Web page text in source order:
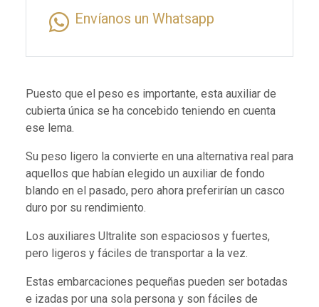
Envíanos un Whatsapp
Puesto que el peso es importante, esta auxiliar de
cubierta única se ha concebido teniendo en cuenta
ese lema.
Su peso ligero la convierte en una alternativa real para
aquellos que habían elegido un auxiliar de fondo
blando en el pasado, pero ahora preferirían un casco
duro por su rendimiento.
Los auxiliares Ultralite son espaciosos y fuertes,
pero ligeros y fáciles de transportar a la vez.
Estas embarcaciones pequeñas pueden ser botadas
e izadas por una sola persona y son fáciles de